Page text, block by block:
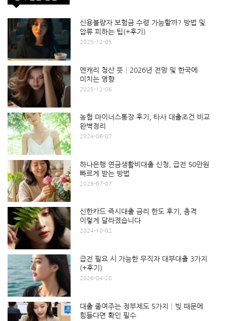
신용불량자 보험금 수령 가능할까? 방법 및
압류 피하는 팁(+후기)
2025-12-05
엔캐리 청산 뜻│2026년 전망 및 한국에
미치는 영향
2025-12-06
농협 마이너스통장 후기, 타사 대출조건 비교
완벽정리
2024-06-07
하나은행 연금생활비대출 신청, 급전 50만원
빠르게 받는 방법
2026-07-07
신한카드 즉시대출 금리 한도 후기, 충격
이렇게 달라졌습니다
2024-10-02
급전 필요 시 가능한 무직자 대부대출 3가지
(+후기)
2026-04-28
대출 줄여주는 정부제도 5가지│빚 때문에
힘들다면 확인 필수